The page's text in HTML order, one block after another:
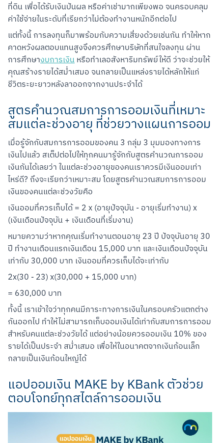
Scan to Download
ที่ดิน เพื่อได้รับเงินปันผล หรือค่าเช่ามากเพียงพอ จนครอบคลุม
ค่าใช้จ่ายในระดับที่เรียกว่าไม่ต้องทำงานหนักอีกต่อไป
แต่ทั้งนี้ การลงทุนก็มาพร้อมกับความเสี่ยงด้วยเช่นกัน ทำให้หาก
คาดหวังผลตอบแทนสูงจึงควรศึกษาบริษัทที่สนใจลงทุน ผ่าน
การศึกษางบการเงิน หรือทำเลอสังหาริมทรัพย์ให้ดี ว่าจะช่วยให้
คุณสร้างรายได้สม่ำเสมอ จนกลายเป็นแหล่งรายได้หลักให้แก่
ชีวิตระยะยาวหลังลาออกจากงานประจำได้
สูตรคำนวณสมการการออมเงินที่เหมาะ
สมแต่ละช่วงอายุ ที่ช่วยวางแผนการออม
เมื่อรู้จักกับสมการการออมของคน 3 กลุ่ม 3 มุมมองทางการ
เงินไปแล้ว สเต็ปต่อไปให้ทุกคนมารู้จักกับสูตรคำนวณการออม
เงินกันได้เลยว่า ในแต่ละช่วงอายุของคนเราควรมีเงินออมเท่า
ไหร่ดี? ถึงจะเรียกว่าเหมาะสม โดยสูตรคำนวณสมการการออม
เงินของคนแต่ละช่วงวัยคือ
เงินออมที่ควรเก็บได้ = 2 x (อายุปัจจุบัน - อายุเริ่มทำงาน) x
(เงินเดือนปัจจุบัน + เงินเดือนที่เริ่มงาน)
หมายความว่าหากคุณเริ่มทำงานตอนอายุ 23 ปี ปัจจุบันอายุ 30
ปี ทำงานเดือนแรกเงินเดือน 15,000 บาท และเงินเดือนปัจจุบัน
เท่ากับ 30,000 บาท เงินออมที่ควรเก็บได้จะเท่ากับ
2x(30 - 23) x(30,000 + 15,000 บาท)
= 630,000 บาท
ทั้งนี้ เราเข้าใจว่าทุกคนมีภาระทางการเงินในครอบครัวแตกต่าง
กันออกไป ทำให้ไม่สามารถเก็บออมเงินได้เท่ากับสมการการออม
สำหรับคนแต่ละช่วงวัยได้ แต่อย่างน้อยควรออมเงิน 10% ของ
รายได้เป็นประจำ สม่ำเสมอ เพื่อให้ในอนาคตจากเงินก้อนเล็ก
กลายเป็นเงินก้อนใหญ่ได้
แอปออมเงิน MAKE by KBank ตัวช่วย
ตอบโจทย์ทุกสไตล์การออมเงิน